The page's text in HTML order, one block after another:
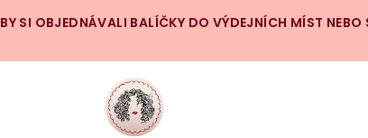
SI OBJEDNÁVALI BALÍČKY DO VÝDEJNÍCH MÍST